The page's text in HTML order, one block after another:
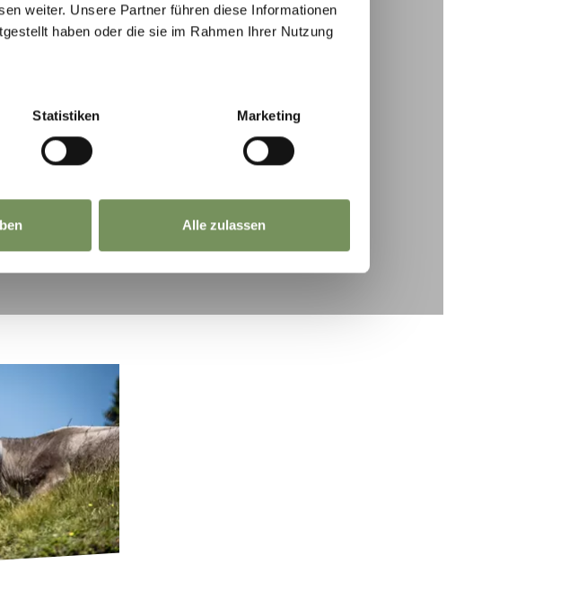
weiter. Unsere Partner führen diese Informationen
haben oder die sie im Rahmen Ihrer Nutzung
Statistiken Marketing
Alle zulassen
RISTORANTI PARTECIPANTI